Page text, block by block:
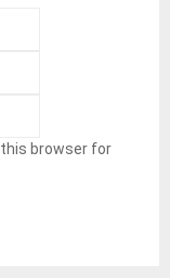
this browser for